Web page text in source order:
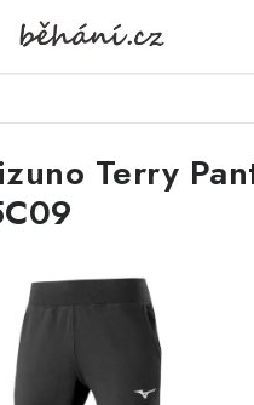
Terry